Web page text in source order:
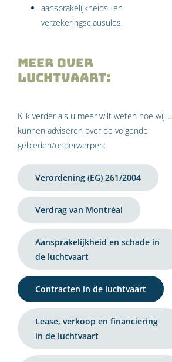
aansprakelijkheids- en
verzekeringsclausules.
Meer over
Luchtvaart:
Klik verder als u meer wilt weten hoe wij u
kunnen adviseren over de volgende
gebieden/onderwerpen:
Verordening (EG) 261/2004
Verdrag van Montréal
Aansprakelijkheid en schade in
de luchtvaart
Contracten in de luchtvaart
Lease, verkoop en financiering
in de luchtvaart